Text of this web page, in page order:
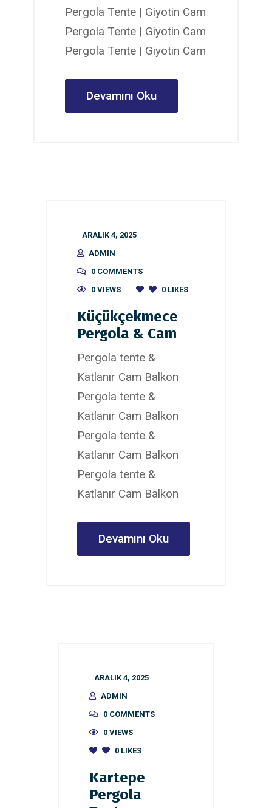
Pergola Tente | Giyotin Cam
Pergola Tente | Giyotin Cam
Pergola Tente | Giyotin Cam
Devamını Oku
ARALIK 4, 2025
ADMIN
0 COMMENTS
0 VIEWS
0 LIKES
Küçükçekmece
Pergola & Cam
Pergola tente &
Katlanır Cam Balkon
Pergola tente &
Katlanır Cam Balkon
Pergola tente &
Katlanır Cam Balkon
Pergola tente &
Katlanır Cam Balkon
Devamını Oku
ARALIK 4, 2025
ADMIN
0 COMMENTS
0 VIEWS
0 LIKES
Kartepe
Pergola